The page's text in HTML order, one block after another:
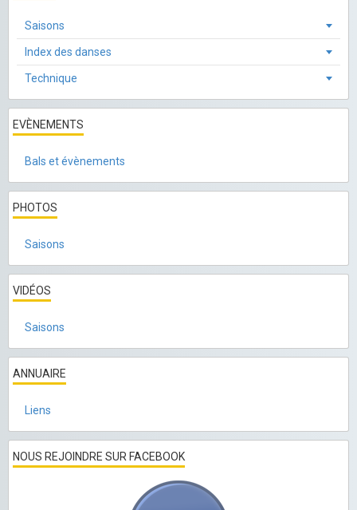
Saisons
Index des danses
Technique
EVÈNEMENTS
Bals et évènements
PHOTOS
Saisons
VIDÉOS
Saisons
ANNUAIRE
Liens
NOUS REJOINDRE SUR FACEBOOK